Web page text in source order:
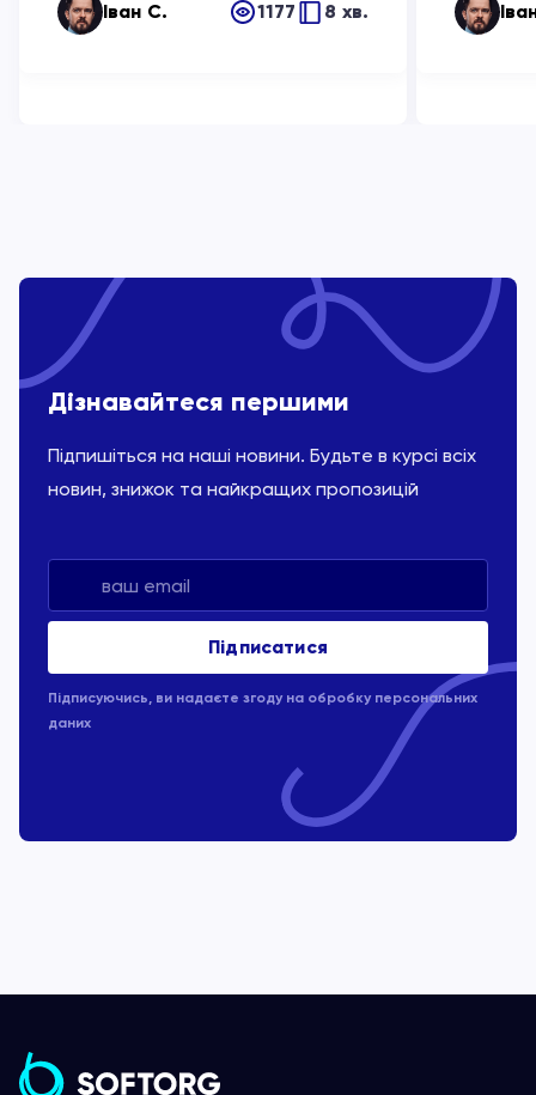
Іван С. 1177 8 хв.
Дізнавайтеся першими
Підпишіться на наші новини. Будьте в курсі всіх
новин, знижок та найкращих пропозицій
Підписуючись, ви надаєте згоду на обробку персональних
даних